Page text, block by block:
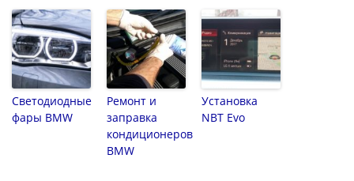
Светодиодные
фары BMW
Ремонт и
заправка
кондиционеров
BMW
Установка
NBT Evo